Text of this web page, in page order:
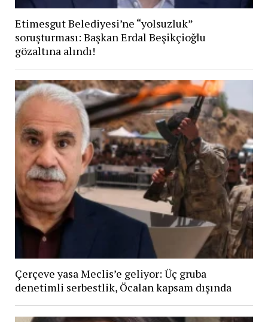
Etimesgut Belediyesi’ne “yolsuzluk”
soruşturması: Başkan Erdal Beşikçioğlu
gözaltına alındı!
Çerçeve yasa Meclis’e geliyor: Üç gruba
denetimli serbestlik, Öcalan kapsam dışında